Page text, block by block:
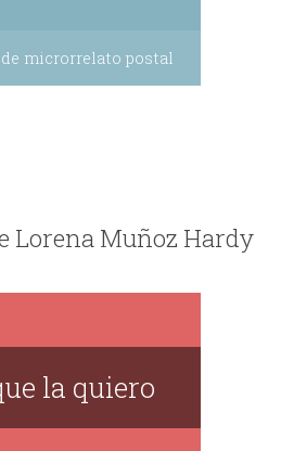
microrrelato postal
Lorena Muñoz Hardy
la quiero